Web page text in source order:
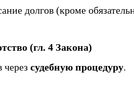
долгов (кроме
(гл. 4 Закона)
через судебную процедуру.